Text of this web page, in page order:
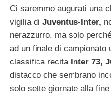
Ci saremmo augurati una
vigilia di Juventus-Inter,
nerazzurro. ma solo
ad un finale di campionato
classifica recita Inter 73,
distacco che sembrano
solo sette giornate alla